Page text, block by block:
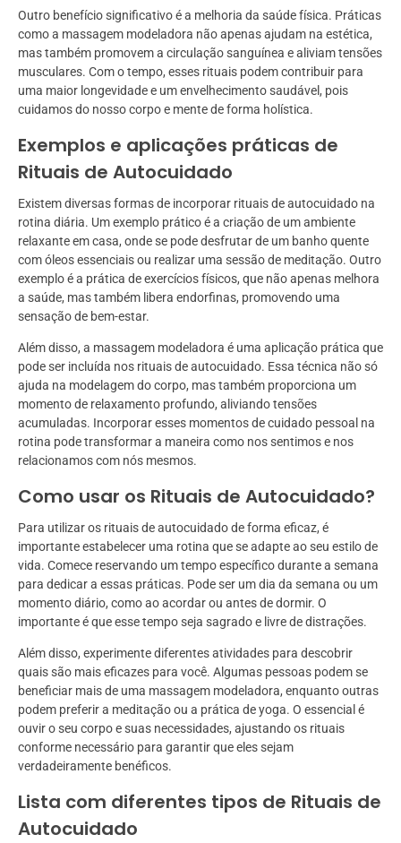
Outro benefício significativo é a melhoria da saúde física. Práticas
como a massagem modeladora não apenas ajudam na estética,
mas também promovem a circulação sanguínea e aliviam tensões
musculares. Com o tempo, esses rituais podem contribuir para
uma maior longevidade e um envelhecimento saudável, pois
cuidamos do nosso corpo e mente de forma holística.
Exemplos e aplicações práticas de
Rituais de Autocuidado
Existem diversas formas de incorporar rituais de autocuidado na
rotina diária. Um exemplo prático é a criação de um ambiente
relaxante em casa, onde se pode desfrutar de um banho quente
com óleos essenciais ou realizar uma sessão de meditação. Outro
exemplo é a prática de exercícios físicos, que não apenas melhora
a saúde, mas também libera endorfinas, promovendo uma
sensação de bem-estar.
Além disso, a massagem modeladora é uma aplicação prática que
pode ser incluída nos rituais de autocuidado. Essa técnica não só
ajuda na modelagem do corpo, mas também proporciona um
momento de relaxamento profundo, aliviando tensões
acumuladas. Incorporar esses momentos de cuidado pessoal na
rotina pode transformar a maneira como nos sentimos e nos
relacionamos com nós mesmos.
Como usar os Rituais de Autocuidado?
Para utilizar os rituais de autocuidado de forma eficaz, é
importante estabelecer uma rotina que se adapte ao seu estilo de
vida. Comece reservando um tempo específico durante a semana
para dedicar a essas práticas. Pode ser um dia da semana ou um
momento diário, como ao acordar ou antes de dormir. O
importante é que esse tempo seja sagrado e livre de distrações.
Além disso, experimente diferentes atividades para descobrir
quais são mais eficazes para você. Algumas pessoas podem se
beneficiar mais de uma massagem modeladora, enquanto outras
podem preferir a meditação ou a prática de yoga. O essencial é
ouvir o seu corpo e suas necessidades, ajustando os rituais
conforme necessário para garantir que eles sejam
verdadeiramente benéficos.
Lista com diferentes tipos de Rituais de
Autocuidado